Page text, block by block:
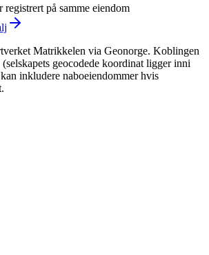
registrert på samme eiendom
Matrikkelen via Geonorge. Koblingen
(selskapets geocodede koordinat ligger inni
inkludere naboeiendommer hvis